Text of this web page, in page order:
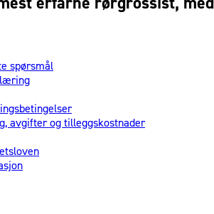
spørsmål
avgifter og tilleggskostnader